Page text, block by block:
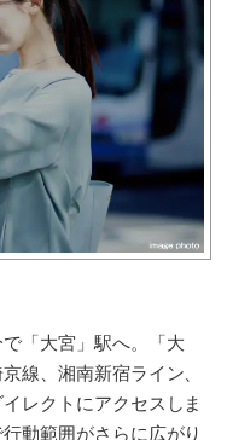
「大宮」駅へ。「大
線、湘南新宿ライン、
レクトにアクセスしま
動範囲がさらに広がり